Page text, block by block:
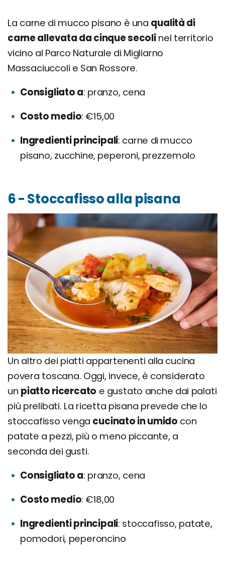
La carne di mucco pisano è una qualità di
carne allevata da cinque secolinel territorio
vicino al Parco Naturale di Migliarno
Massaciuccoli e San Rossore.
Consigliato a pranzo, cena
Costo medio €15,00
Ingredienti principali carne di mucco
pisano, zucchine, peperoni, prezzemolo
6 - Stoccafisso alla pisana
Un altro dei piatti appartenenti alla cucina
povera toscana. Oggi, invece, è considerato
un piatto ricercato e gustato anche dai palati
più prelibati. La ricetta pisana prevede che lo
stoccafisso venga cucinato in umido con
patate a pezzi, più o meno piccante, a
seconda dei gusti.
Consigliato a pranzo, cena
Costo medio €18,00
Ingredienti principali stoccafisso, patate,
pomodori, peperoncino